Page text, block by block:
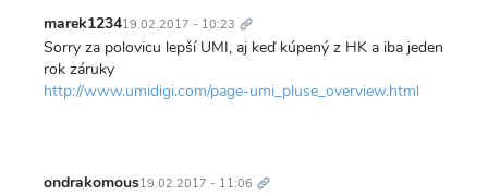
marek123419.02.2017 - 10:23 odkaz
Sorry za polovicu lepší UMI, aj keď kúpený z HK a iba jeden
rok záruky
http://www.umidigi.com/page-umi_pluse_overview.html
ondrakomous19.02.2017 - 11:06 odkaz